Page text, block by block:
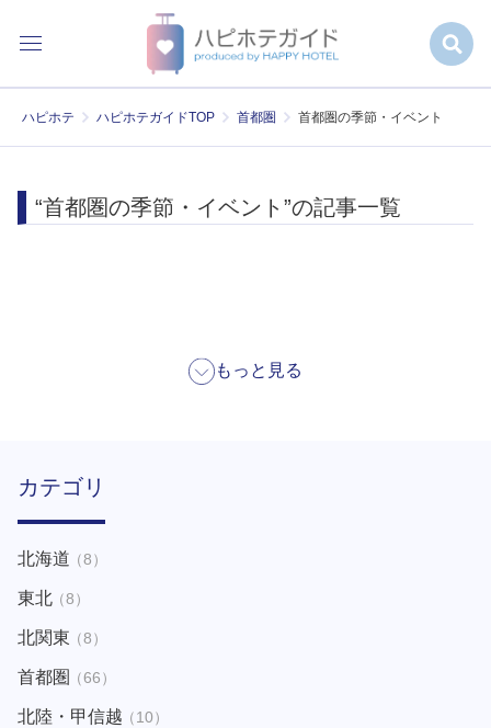
ハピホテ ハピホテガイドTOP 首都圏 首都圏の季節・イベント
“首都圏の季節・イベント”の記事一覧
もっと見る
カテゴリ
北海道（8）
東北（8）
北関東（8）
首都圏 （66）
北陸・甲信越（10）